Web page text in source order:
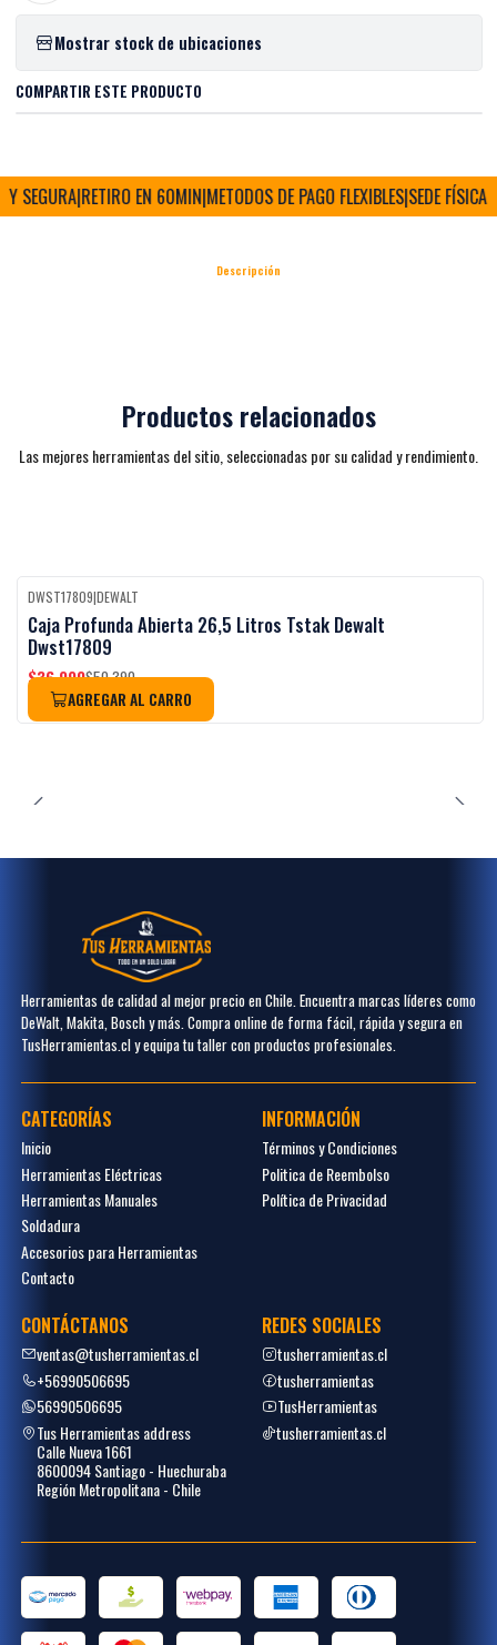
Mostrar stock de ubicaciones
COMPARTIR ESTE PRODUCTO
SEGURA|RETIRO EN 60MIN|METODOS DE PAGO FLEXIBLES|SEDE FÍSICA Y
Descripción
Productos relacionados
Las mejores herramientas del sitio, seleccionadas por su calidad y rendimiento.
-27%OFF Black Week
DWST17809|DEWALT
Caja Profunda Abierta 26,5 Litros Tstak Dewalt
Dwst17809
$36.990$50.390
AGREGAR AL CARRO
Herramientas de calidad al mejor precio en Chile. Encuentra marcas líderes como
DeWalt, Makita, Bosch y más. Compra online de forma fácil, rápida y segura en
TusHerramientas.cl y equipa tu taller con productos profesionales.
CATEGORÍAS
Inicio
Herramientas Eléctricas
Herramientas Manuales
Soldadura
Accesorios para Herramientas
Contacto
INFORMACIÓN
Términos y Condiciones
Politica de Reembolso
Política de Privacidad
CONTÁCTANOS
ventas@tusherramientas.cl
+56990506695
56990506695
Tus Herramientas address
Calle Nueva 1661
8600094 Santiago - Huechuraba
Región Metropolitana - Chile
REDES SOCIALES
tusherramientas.cl
tusherramientas
TusHerramientas
tusherramientas.cl